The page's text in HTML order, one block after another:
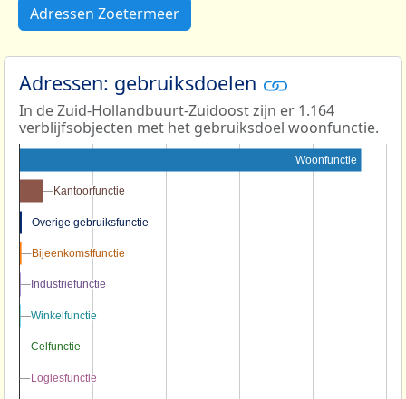
Adressen Zoetermeer
Adressen: gebruiksdoelen
In de Zuid-Hollandbuurt-Zuidoost zijn er 1.164
verblijfsobjecten met het gebruiksdoel woonfunctie.
Woonfunctie
Kantoorfunctie
Kantoorfunctie
Overige gebruiksfunctie
Overige gebruiksfunctie
Bijeenkomstfunctie
Bijeenkomstfunctie
Industriefunctie
Industriefunctie
Winkelfunctie
Winkelfunctie
Celfunctie
Celfunctie
Logiesfunctie
Logiesfunctie